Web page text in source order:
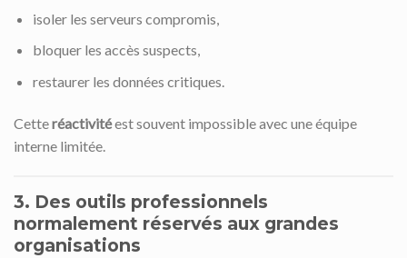
isoler les serveurs compromis,
bloquer les accès suspects,
restaurer les données critiques.
Cetteréactivitéest souvent impossible avec une équipe
interne limitée.
3. Des outils professionnels
normalement réservés aux grandes
organisations